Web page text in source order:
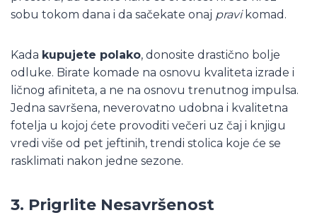
sobu tokom dana i da sačekate onaj pravikomad.
Kada kupujete polako, donosite drastično bolje
odluke. Birate komade na osnovu kvaliteta izrade i
ličnog afiniteta, a ne na osnovu trenutnog impulsa.
Jedna savršena, neverovatno udobna i kvalitetna
fotelja u kojoj ćete provoditi večeri uz čaj i knjigu
vredi više od pet jeftinih, trendi stolica koje će se
rasklimati nakon jedne sezone.
3. Prigrlite Nesavršenost